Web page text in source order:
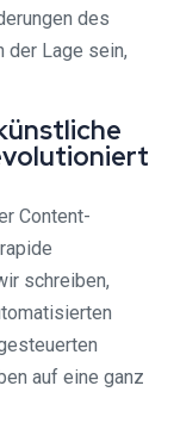
des
der Lage sein,
Content-
schreiben,
auf eine ganz